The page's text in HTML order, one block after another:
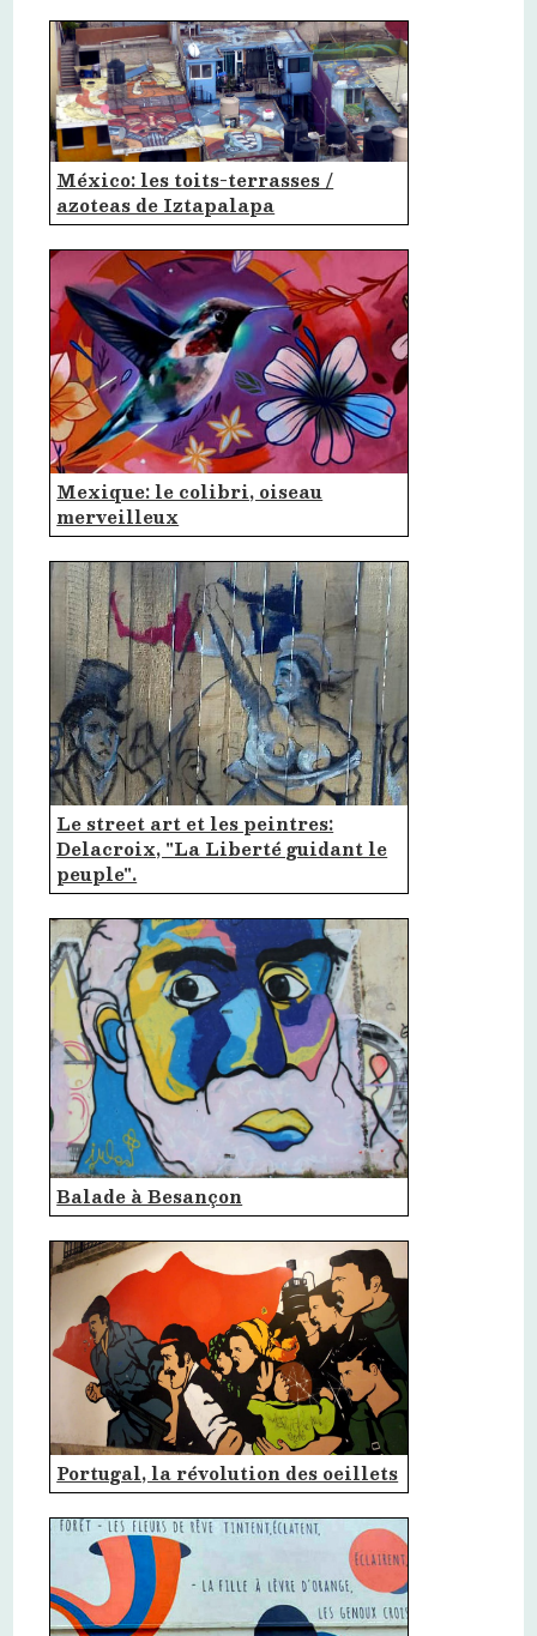
México: les toits-terrasses /
azoteas de Iztapalapa
Mexique: le colibri, oiseau
merveilleux
Le street art et les peintres:
Delacroix, "La Liberté guidant le
peuple".
Balade à Besançon
Portugal, la révolution des oeillets